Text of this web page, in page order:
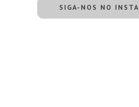
SIGA-NOS NO